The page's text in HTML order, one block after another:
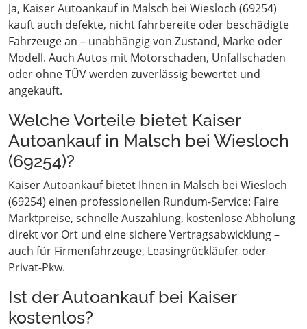
Ja, Kaiser Autoankauf in Malsch bei Wiesloch (69254)
kauft auch defekte, nicht fahrbereite oder beschädigte
Fahrzeuge an – unabhängig von Zustand, Marke oder
Modell. Auch Autos mit Motorschaden, Unfallschaden
oder ohne TÜV werden zuverlässig bewertet und
angekauft.
Welche Vorteile bietet Kaiser
Autoankauf in Malsch bei Wiesloch
(69254)?
Kaiser Autoankauf bietet Ihnen in Malsch bei Wiesloch
(69254) einen professionellen Rundum-Service: Faire
Marktpreise, schnelle Auszahlung, kostenlose Abholung
direkt vor Ort und eine sichere Vertragsabwicklung –
auch für Firmenfahrzeuge, Leasingrückläufer oder
Privat-Pkw.
Ist der Autoankauf bei Kaiser
kostenlos?